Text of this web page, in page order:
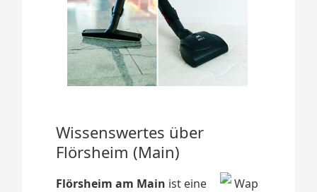
Wissenswertes über
Flörsheim (Main)
Flörsheim am Main ist eine